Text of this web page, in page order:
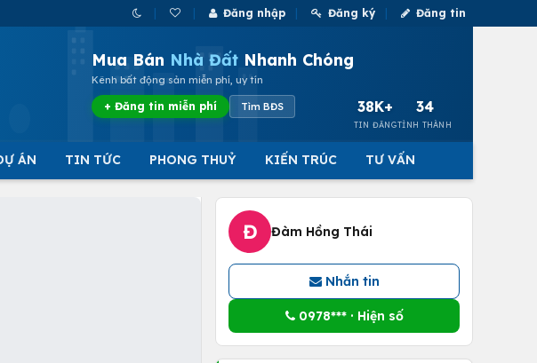
Đăng nhập Đăng ký Đăng tin
Mua Bán Nhà Đất Nhanh Chóng
Kênh bất động sản miễn phí, uy tín
+ Đăng tin miễn phí Tìm BĐS 38K+
TIN ĐĂNG
34
TỈNH THÀNH
ÁN TIN TỨC PHONG THUỶ KIẾN TRÚC TƯ VẤN
Đ Đàm Hồng Thái
Nhắn tin
0978*** · Hiện số